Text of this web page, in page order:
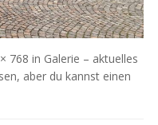
768 in Galerie – aktuelles
aber du kannst einen